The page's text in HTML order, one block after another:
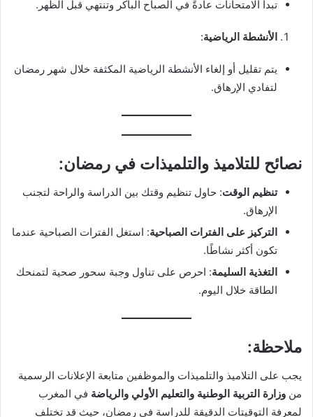
تبدأ الامتحانات عادةً في الصباح الباكر وتنتهي قبل الظهر.
الأنشطة الرياضية:
يتم تقليل أو إلغاء الأنشطة الرياضية المكثفة خلال شهر رمضان
لتفادي الإرهاق.
نصائح للتلاميذ والتلميذات في رمضان:
تنظيم الوقت: حاول تنظيم وقتك بين الدراسة والراحة لتجنب
الإرهاق.
التركيز على الفترات الصباحية: استغل الفترات الصباحية عندما
تكون أكثر نشاطًا.
التغذية السليمة: احرص على تناول وجبة سحور صحية لتمنحك
الطاقة خلال اليوم.
ملاحظة:
يجب على التلاميذ والتلميذات والموظفين متابعة الإعلانات الرسمية
من وزارة التربية الوطنية والتعليم الأولي والرياضة في المغرب
لمعرفة التوقيتات الدقيقة للدراسة في رمضان، حيث قد تختلف